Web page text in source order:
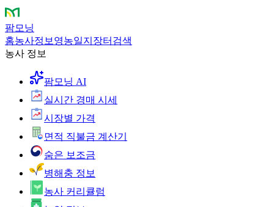
팜모닝
홈농사정보 영농일지 장터 검색
농사 정보
팜모닝 AI
실시간 경매 시세
시장별 가격
면적 직불금 계산기
숨은 보조금
병해충 정보
농사 커리큘럼